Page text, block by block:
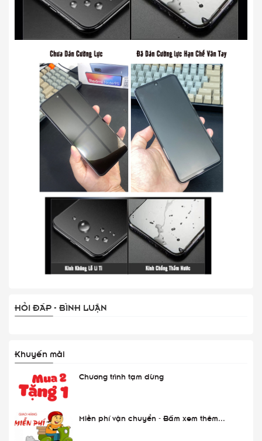
HỎI ĐÁP - BÌNH LUẬN
Khuyến mãi
Chương trình tạm dừng
Miễn phí vận chuyển - Bấm xem thêm...